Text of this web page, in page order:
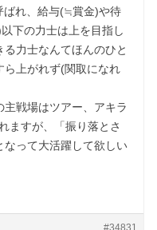
ばれ、給与(≒賞金)や待
下の力士は上を目指し
力士なんてほんのひと
ら上がれず(関取になれ
戦場はツアー、アキラ
ますが、「振り落とさ
なって大活躍して欲しい
#34831